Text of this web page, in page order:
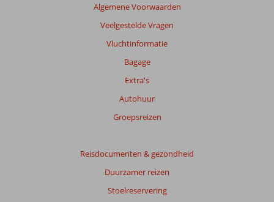
Algemene Voorwaarden
Veelgestelde Vragen
Vluchtinformatie
Bagage
Extra's
Autohuur
Groepsreizen
Reisdocumenten & gezondheid
Duurzamer reizen
Stoelreservering